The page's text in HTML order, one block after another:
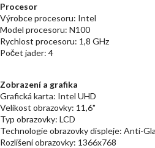
Procesor
Výrobce procesoru: Intel
Model procesoru: N100
Rychlost procesoru: 1,8 GHz
Počet jader: 4
Zobrazení a grafika
Grafická karta: Intel UHD
Velikost obrazovky: 11,6"
Typ obrazovky: LCD
Technologie obrazovky displeje: Anti-
Rozlišení obrazovky: 1366x768